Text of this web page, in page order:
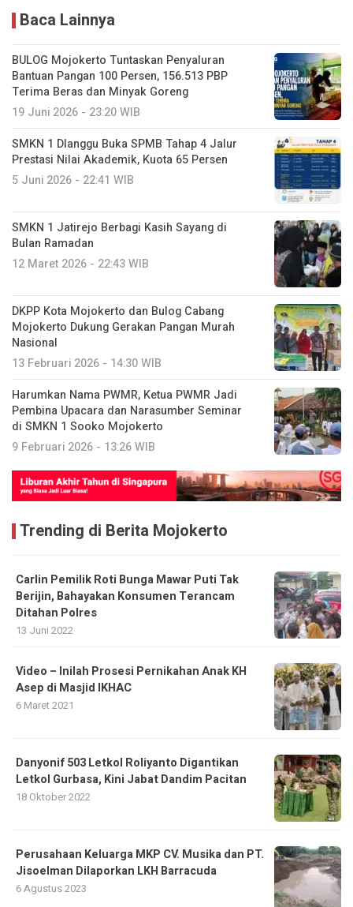
Baca Lainnya
BULOG Mojokerto Tuntaskan Penyaluran
Bantuan Pangan 100 Persen, 156.513 PBP
Terima Beras dan Minyak Goreng
19 Juni 2026 - 23:20 WIB
SMKN 1 Dlanggu Buka SPMB Tahap 4 Jalur
Prestasi Nilai Akademik, Kuota 65 Persen
5 Juni 2026 - 22:41 WIB
SMKN 1 Jatirejo Berbagi Kasih Sayang di
Bulan Ramadan
12 Maret 2026 - 22:43 WIB
DKPP Kota Mojokerto dan Bulog Cabang
Mojokerto Dukung Gerakan Pangan Murah
Nasional
13 Februari 2026 - 14:30 WIB
Harumkan Nama PWMR, Ketua PWMR Jadi
Pembina Upacara dan Narasumber Seminar
di SMKN 1 Sooko Mojokerto
9 Februari 2026 - 13:26 WIB
Trending di Berita Mojokerto
Carlin Pemilik Roti Bunga Mawar Puti Tak
Berijin, Bahayakan Konsumen Terancam
Ditahan Polres
13 Juni 2022
Video – Inilah Prosesi Pernikahan Anak KH
Asep di Masjid IKHAC
6 Maret 2021
Danyonif 503 Letkol Roliyanto Digantikan
Letkol Gurbasa, Kini Jabat Dandim Pacitan
18 Oktober 2022
Perusahaan Keluarga MKP CV. Musika dan PT.
Jisoelman Dilaporkan LKH Barracuda
6 Agustus 2023